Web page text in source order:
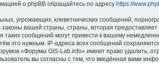
о phpBB обращайтесь по адресу https://
угрожающих, клеветнических сообщений,
вашей страны, страны, которая
сообщений могут привести к вашему
это нужным. IP-адреса всех сообщений
«Форумы GIS-Lab.info» имеют право удалить,
вы согласны с тем, что введённая вами